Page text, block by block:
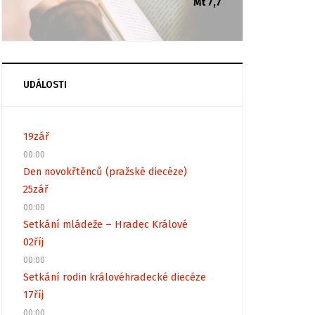
Mt 7,7
UDÁLOSTI
19zář
00:00
Den novokřtěnců (pražské diecéze)
25zář
00:00
Setkání mládeže – Hradec Králové
02říj
00:00
Setkání rodin královéhradecké diecéze
17říj
00:00